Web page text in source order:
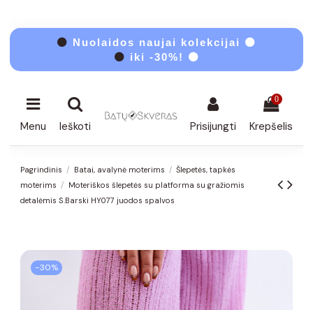
⚫ Nuolaidos naujai kolekcijai ⚫
⚫ iki -30%! ⚫
Menu Ieškoti Prisijungti
0
Krepšelis
Pagrindinis Batai, avalynė moterims
Šlepetės, tapkės
moterims
Moteriškos šlepetės su platforma su gražiomis
detalėmis S.Barski HY077 juodos spalvos
−30%